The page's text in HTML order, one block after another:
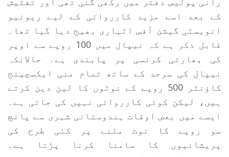
کے بعد اسے مزید کارروائی کے لیے ریونیو
انویسٹی گیشن آفس اٹہاری بھیج دیا گیا تھا۔
قابل ذکر ہے کہ نیپال میں 100 روپے سے اوپر
کی بھارتی کرنسی پر پابندی ہے۔ حالانکہ
نیپال کی سرحد کے ساتھ تمام منی ایکسچینج
کاؤنٹر 500 روپے کے نوٹوں کا لین دین کرتے
ہیں، لیکن کوئی کارروائی نہیں کی جاتی ہے۔
ایسے میں بعض اوقات ہندوستانی شہری سے پانچ
سو روپے کا نوٹ ملنے پر کئی طرح کی
پریشانیوں کا سامنا کرنا پڑتا ہے۔